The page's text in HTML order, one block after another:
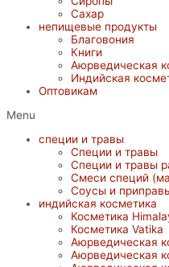
Сахар
непищевые продукты
Благовония
Книги
Аюрведическая
Индийская
Оптовикам
Menu
специи и травы
Специи и травы
Специи и травы
Смеси специй
Соусы и
индийская косметика
Косметика
Косметика Vatika
Аюрведическая
Аюрведическая